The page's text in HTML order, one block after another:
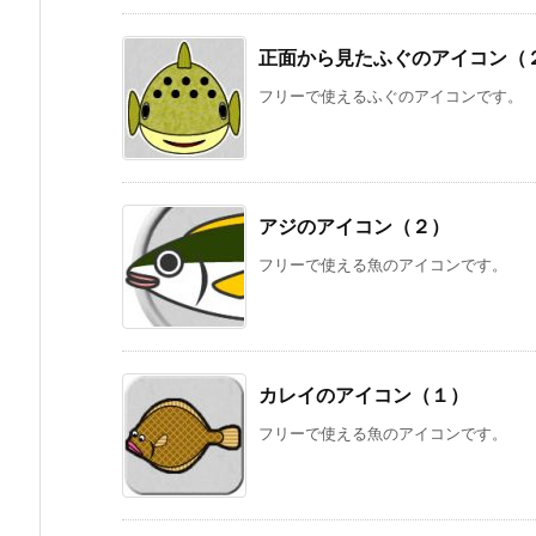
正面から見たふぐのアイコン（
フリーで使えるふぐのアイコンです。
アジのアイコン（２）
フリーで使える魚のアイコンです。
カレイのアイコン（１）
フリーで使える魚のアイコンです。